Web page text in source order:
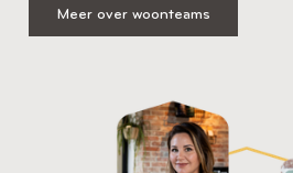
Meer over woonteams